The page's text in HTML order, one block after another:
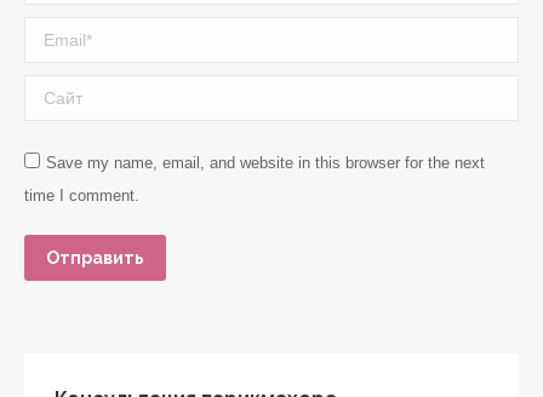
Email *
Сайт
Save my name, email, and website in this browser for the next
time I comment.
Отправить